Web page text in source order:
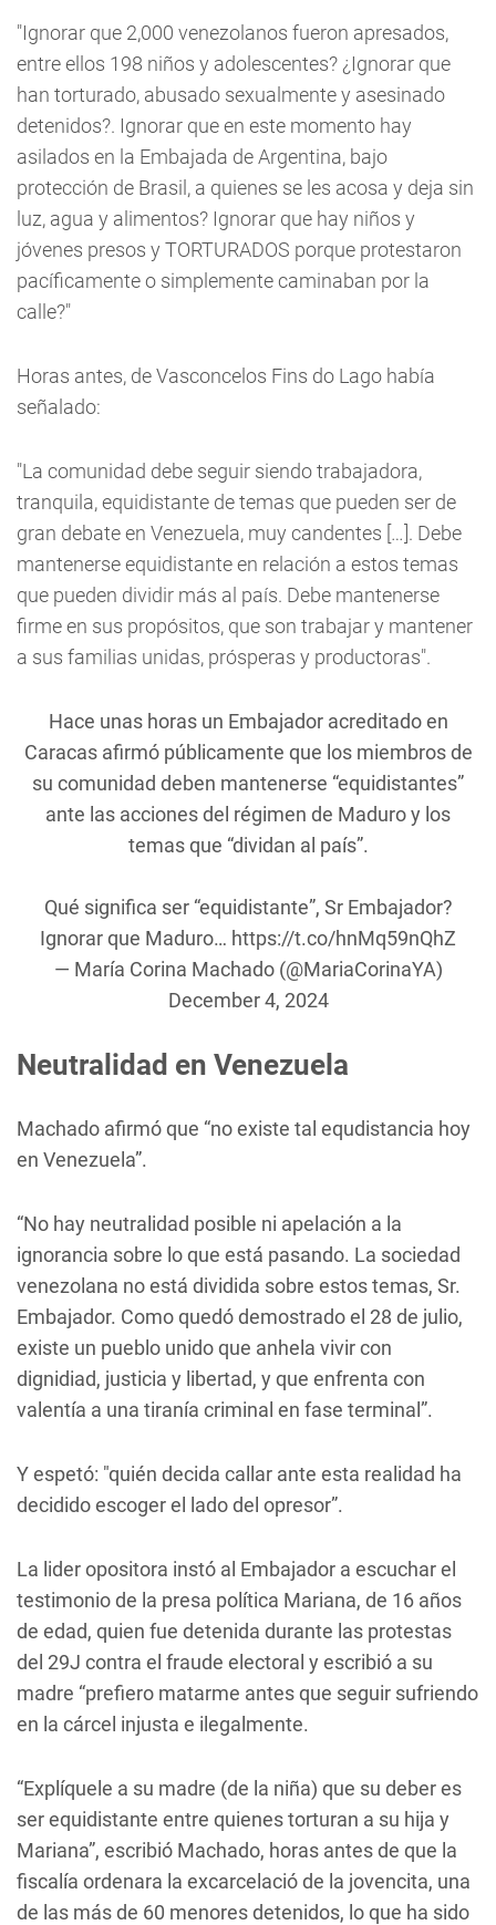
"Ignorar que 2,000 venezolanos fueron apresados,
entre ellos 198 niños y adolescentes? ¿Ignorar que
han torturado, abusado sexualmente y asesinado
detenidos?. Ignorar que en este momento hay
asilados en la Embajada de Argentina, bajo
protección de Brasil, a quienes se les acosa y deja sin
luz, agua y alimentos? Ignorar que hay niños y
jóvenes presos y TORTURADOS porque protestaron
pacíficamente o simplemente caminaban por la
calle?"
Horas antes, de Vasconcelos Fins do Lago había
señalado:
"La comunidad debe seguir siendo trabajadora,
tranquila, equidistante de temas que pueden ser de
gran debate en Venezuela, muy candentes […]. Debe
mantenerse equidistante en relación a estos temas
que pueden dividir más al país. Debe mantenerse
firme en sus propósitos, que son trabajar y mantener
a sus familias unidas, prósperas y productoras".
Hace unas horas un Embajador acreditado en
Caracas afirmó públicamente que los miembros de
su comunidad deben mantenerse “equidistantes”
ante las acciones del régimen de Maduro y los
temas que “dividan al país”.
Qué significa ser “equidistante”, Sr Embajador?
Ignorar que Maduro… https://t.co/hnMq59nQhZ
— María Corina Machado (@MariaCorinaYA)
December 4, 2024
Neutralidad en Venezuela
Machado afirmó que “no existe tal equdistancia hoy
en Venezuela”.
“No hay neutralidad posible ni apelación a la
ignorancia sobre lo que está pasando. La sociedad
venezolana no está dividida sobre estos temas, Sr.
Embajador. Como quedó demostrado el 28 de julio,
existe un pueblo unido que anhela vivir con
dignidiad, justicia y libertad, y que enfrenta con
valentía a una tiranía criminal en fase terminal”.
Y espetó: "quién decida callar ante esta realidad ha
decidido escoger el lado del opresor”.
La lider opositora instó al Embajador a escuchar el
testimonio de la presa política Mariana, de 16 años
de edad, quien fue detenida durante las protestas
del 29J contra el fraude electoral y escribió a su
madre “prefiero matarme antes que seguir sufriendo
en la cárcel injusta e ilegalmente.
“Explíquele a su madre (de la niña) que su deber es
ser equidistante entre quienes torturan a su hija y
Mariana”, escribió Machado, horas antes de que la
fiscalía ordenara la excarcelació de la jovencita, una
de las más de 60 menores detenidos, lo que ha sido